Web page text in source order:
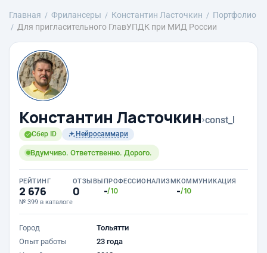
Главная Фрилансеры Константин Ласточкин
Портфолио
Для пригласительного ГлавУПДК при МИД России
Константин Ласточкин›const_l
Сбер ID Нейросаммари
Вдумчиво. Ответственно. Дорого.
РЕЙТИНГ
2 676
№ 399 в каталоге
ОТЗЫВЫ
0
ПРОФЕССИОНАЛИЗМ
-/10
КОММУНИКАЦИЯ
-/10
Город
Тольятти
Опыт работы
23 года